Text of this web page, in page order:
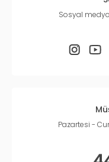
Sosyal
Pazartesi -